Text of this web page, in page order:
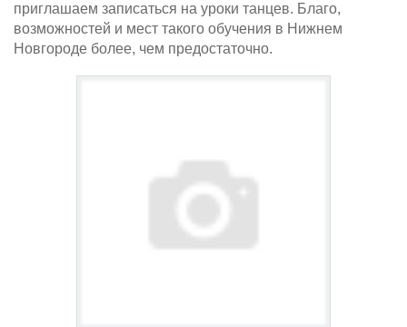
приглашаем записаться на уроки танцев. Благо,
возможностей и мест такого обучения в Нижнем
Новгороде более, чем предостаточно.